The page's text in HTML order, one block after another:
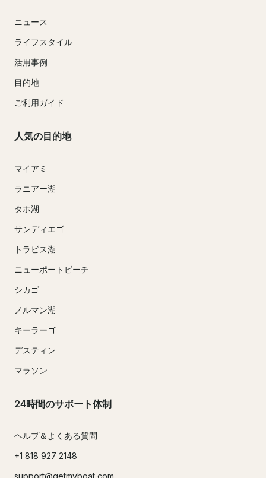
ニュース
ライフスタイル
活用事例
目的地
ご利用ガイド
人気の目的地
マイアミ
ラニアー湖
タホ湖
サンディエゴ
トラビス湖
ニューポートビーチ
シカゴ
ノルマン湖
キーラーゴ
デスティン
マラソン
24時間のサポート体制
ヘルプ＆よくある質問
+1 818 927 2148